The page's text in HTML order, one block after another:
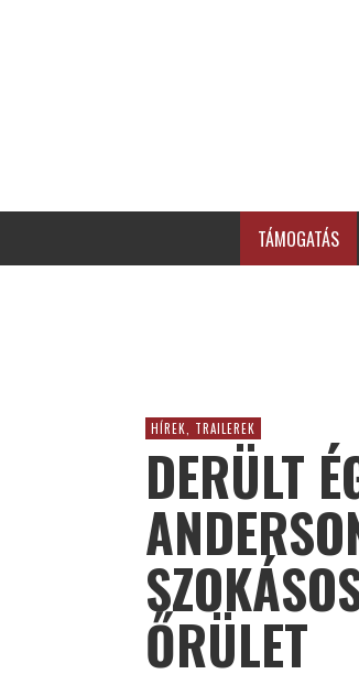
TÁMOGATÁS
HÍREK, TRAILEREK
DERÜLT
ŐRÜLET